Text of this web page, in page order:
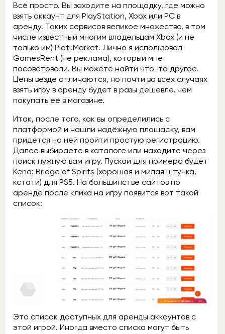
Всё просто. Вы заходите на площадку, где можно
взять аккаунт для PlayStation, Xbox или PC в
аренду. Таких сервисов великое множество, в том
числе известный многим владельцам Xbox (и не
только им) Plati.Market. Лично я использовал
GamesRent (не реклама), который мне
посоветовали. Вы можете найти что-то другое.
Цены везде отличаются, но почти во всех случаях
взять игру в аренду будет в разы дешевле, чем
покупать её в магазине.
Итак, после того, как вы определились с
платформой и нашли надёжную площадку, вам
придётся на ней пройти простую регистрацию.
Далее выбираете в каталоге или находите через
поиск нужную вам игру. Пускай для примера будет
Kena: Bridge of Spirits (хорошая и милая штучка,
кстати) для PS5. На большинстве сайтов по
аренде после клика на игру появится вот такой
список:
Это список доступных для аренды аккаунтов с
этой игрой. Иногда вместо списка могут быть